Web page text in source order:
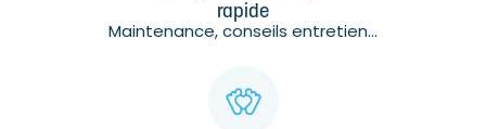
rapide
Maintenance, conseils entretien...